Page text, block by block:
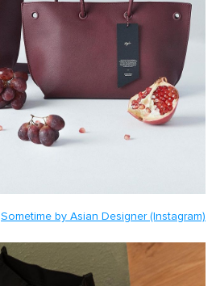
Sometime by Asian Designer (Instagram)